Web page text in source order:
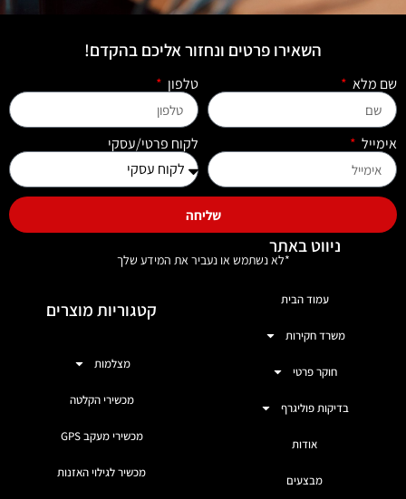
השאירו פרטים ונחזור אליכם בהקדם!
שם מלא טלפון
אימייל לקוח פרטי/עסקי
שליחה
*לא נשתמש או נעביר את המידע שלך
ניווט באתר
עמוד הבית
משרד חקירות
חוקר פרטי
בדיקות פוליגרף
אודות
מבצעים
קטגוריות מוצרים
מצלמות
מכשירי הקלטה
מכשירי מעקב GPS
מכשיר לגילוי האזנות